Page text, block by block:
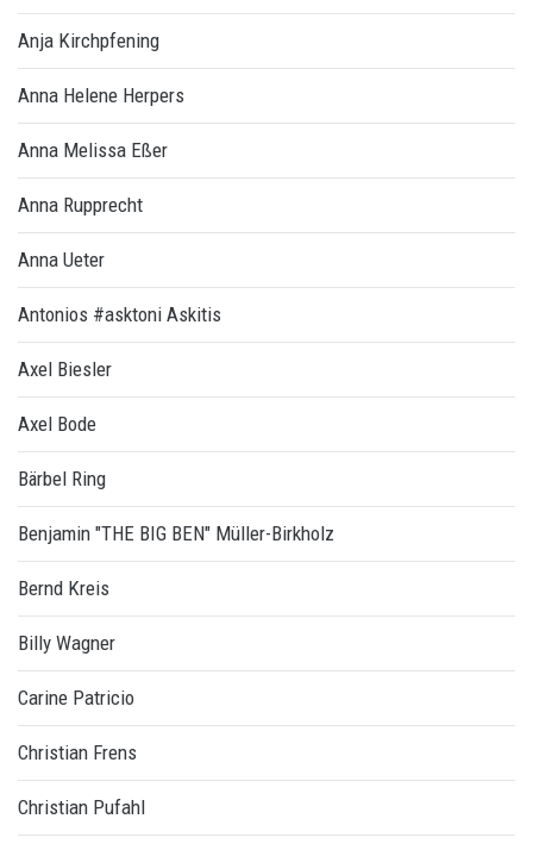
Anja Kirchpfening
Anna Helene Herpers
Anna Melissa Eßer
Anna Rupprecht
Anna Ueter
Antonios #asktoni Askitis
Axel Biesler
Axel Bode
Bärbel Ring
Benjamin "THE BIG BEN" Müller-Birkholz
Bernd Kreis
Billy Wagner
Carine Patricio
Christian Frens
Christian Pufahl